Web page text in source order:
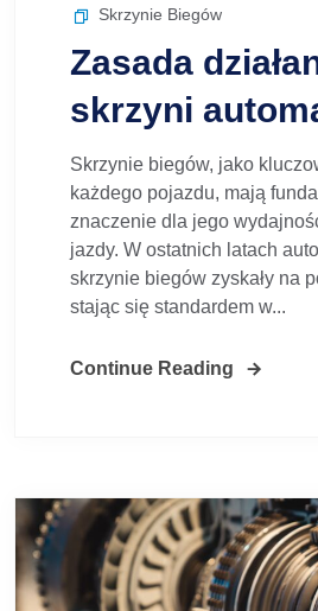
Skrzynie Biegów
Zasada
skrzyni
Skrzynie biegów, jako
każdego pojazdu, mają
znaczenie dla jego
jazdy. W ostatnich latach
skrzynie biegów zyskały na
stając się standardem w...
Continue Reading